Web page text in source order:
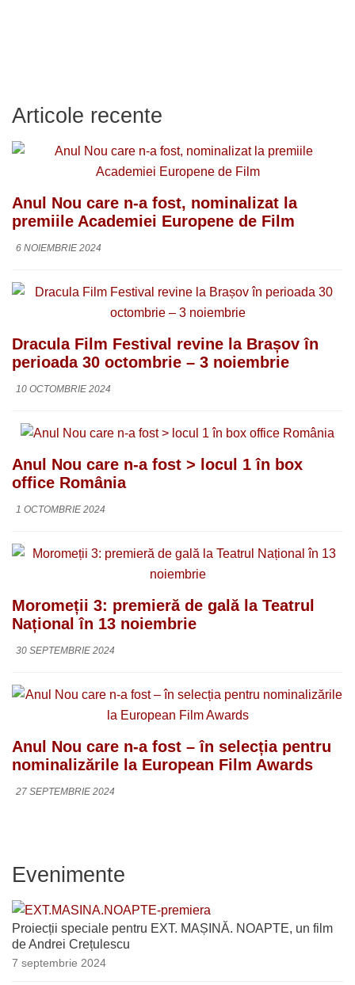
Articole recente
Anul Nou care n-a fost, nominalizat la
premiile Academiei Europene de Film
6 NOIEMBRIE 2024
Dracula Film Festival revine la Brașov în
perioada 30 octombrie – 3 noiembrie
10 OCTOMBRIE 2024
Anul Nou care n-a fost > locul 1 în box
office România
1 OCTOMBRIE 2024
Moromeții 3: premieră de gală la Teatrul
Național în 13 noiembrie
30 SEPTEMBRIE 2024
Anul Nou care n-a fost – în selecția pentru
nominalizările la European Film Awards
27 SEPTEMBRIE 2024
Evenimente
Proiecții speciale pentru EXT. MAȘINĂ. NOAPTE, un film
de Andrei Crețulescu
7 septembrie 2024